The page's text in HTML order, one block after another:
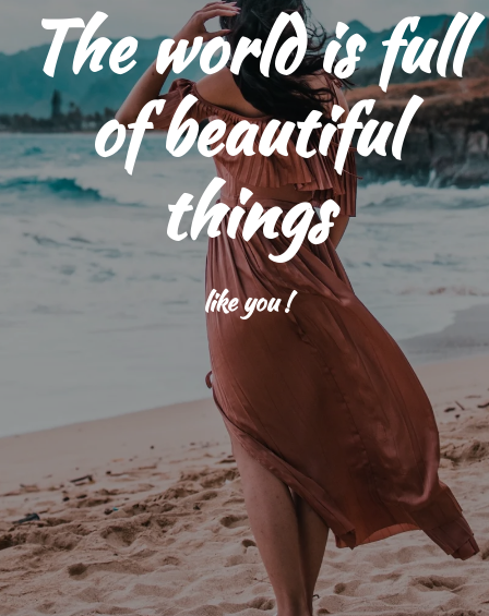
The world is full
of beautiful
things
like you !